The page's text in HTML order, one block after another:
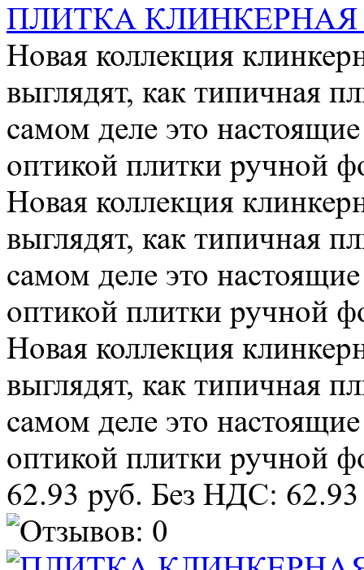
ПЛИТКА КЛИНКЕРНАЯ
Новая коллекция
выглядят, как типичная
самом деле это
оптикой плитки ручной
Новая коллекция
выглядят, как типичная
самом деле это
оптикой плитки ручной
Новая коллекция
выглядят, как типичная
самом деле это
оптикой плитки ручной
62.93 руб. Без НДС: 62.93